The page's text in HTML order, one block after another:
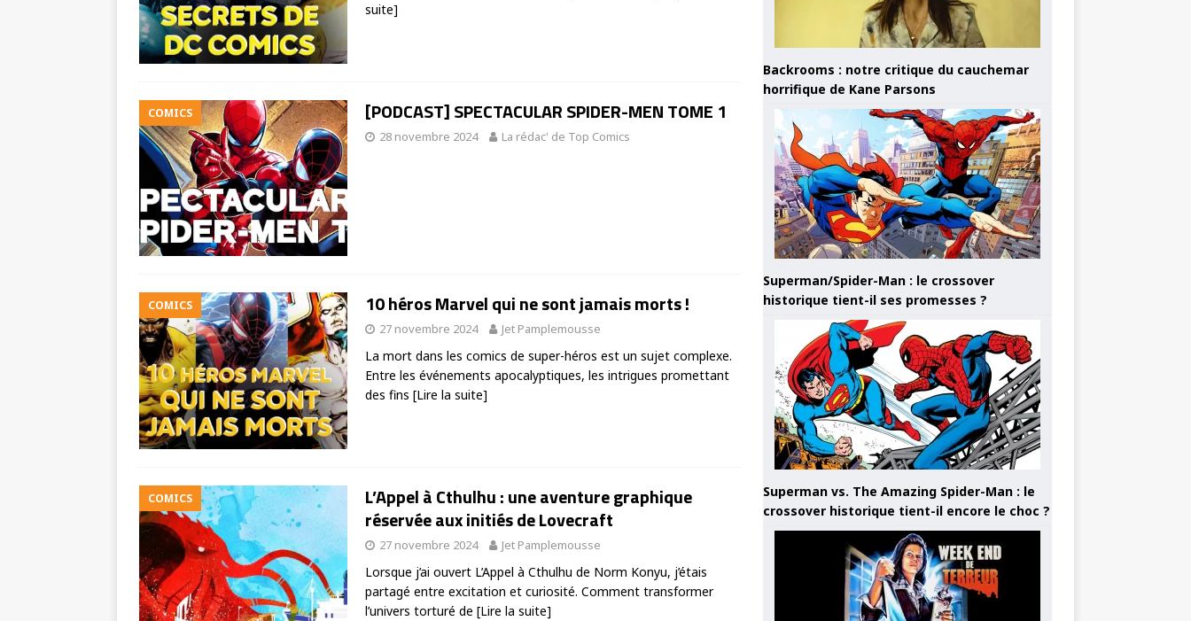
suite]
COMICS [PODCAST] SPECTACULAR SPIDER-MEN TOME 1
28 novembre 2024 La rédac' de Top Comics
COMICS 10 héros Marvel qui ne sont jamais morts !
27 novembre 2024 Jet Pamplemousse
La mort dans les comics de super-héros est un sujet complexe.
Entre les événements apocalyptiques, les intrigues promettant
des fins [Lire la suite]
COMICS
L’Appel à Cthulhu : une aventure graphique
réservée aux initiés de Lovecraft
27 novembre 2024 Jet Pamplemousse
Lorsque j’ai ouvert L’Appel à Cthulhu de Norm Konyu, j’étais
partagé entre excitation et curiosité. Comment transformer
l’univers torturé de [Lire la suite]
Backrooms : notre critique du cauchemar
horrifique de Kane Parsons
Superman/Spider-Man : le crossover
historique tient-il ses promesses ?
Superman vs. The Amazing Spider-Man : le
crossover historique tient-il encore le choc ?